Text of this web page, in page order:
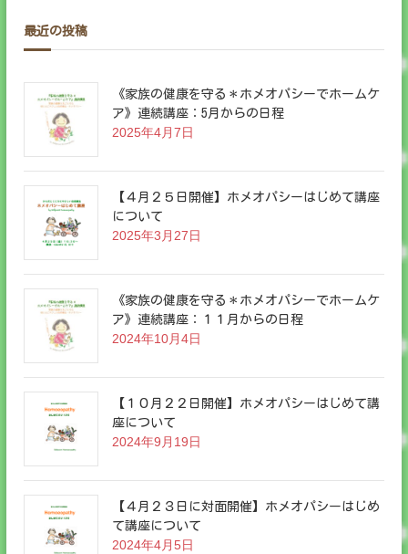
最近の投稿
《家族の健康を守る＊ホメオパシーでホームケ
ア》連続講座：5月からの日程
2025年4月7日
【４月２５日開催】ホメオパシーはじめて講座
について
2025年3月27日
《家族の健康を守る＊ホメオパシーでホームケ
ア》連続講座：１１月からの日程
2024年10月4日
【１０月２２日開催】ホメオパシーはじめて講
座について
2024年9月19日
【４月２３日に対面開催】ホメオパシーはじめ
て講座について
2024年4月5日